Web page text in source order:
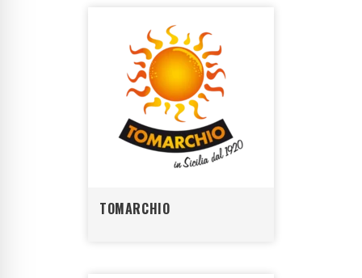
TOMARCHIO